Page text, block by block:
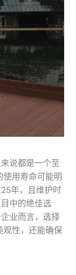
说都是一个至
使用寿命可能明
年，且维护时
中的绝佳选
业而言，选择
观性，还能确保